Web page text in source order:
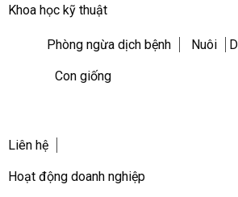
Khoa học kỹ thuật
Phòng ngừa dịch bệnh Nuôi
Con giống
Liên hệ
Hoạt động doanh nghiệp